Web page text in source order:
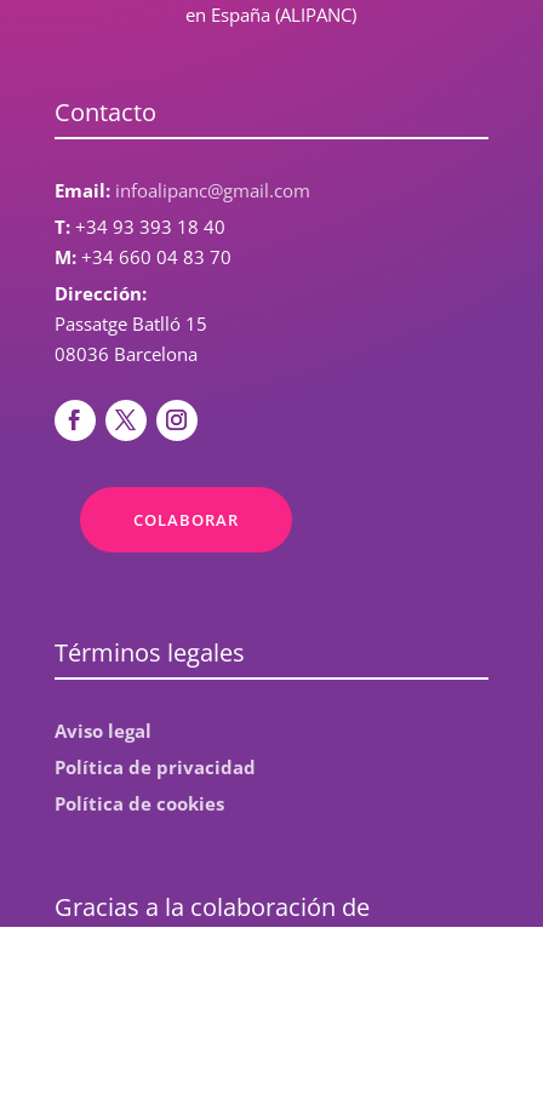
en España (ALIPANC)
Contacto
Email: infoalipanc@gmail.com
T:+34 93 393 18 40
M:+34 660 04 83 70
Dirección:
Passatge Batlló 15
08036 Barcelona
COLABORAR
Términos legales
Aviso legal
Política de privacidad
Política de cookies
Gracias a la colaboración de